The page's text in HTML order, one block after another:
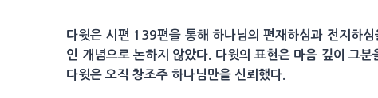
다윗은 시편 139편을 통해 하나님의 편재하심과 전지하
인 개념으로 논하지 않았다. 다윗의 표현은 마음 깊이 그
다윗은 오직 창조주 하나님만을 신뢰했다.